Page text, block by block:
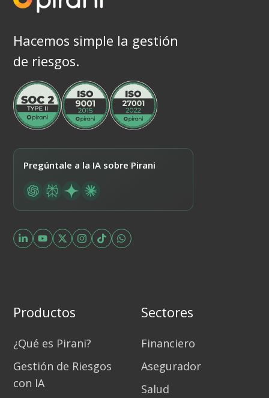
Hacemos simple la gestión
de riesgos.
Pregúntale a la IA sobre Pirani
Productos
¿Qué es Pirani?
Gestión de Riesgos
con IA
Sectores
Financiero
Asegurador
Salud